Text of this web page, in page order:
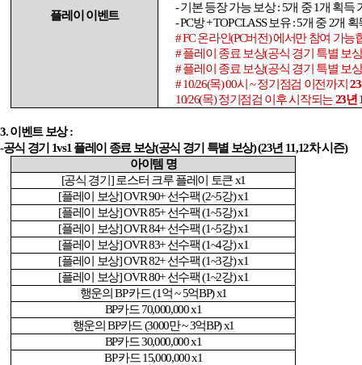
플레이 이벤트
-기본 등장 가능 보상: 5개 중1개 획득
- PC방+ TOP CLASS보유: 5개 중 2개 획
# FC온라인(PC버전)에서만 참여 가능
#플레이 종료 보상(공식 경기 특별 보상
#플레이 종료 보상(공식 경기 특별 보상
# 10/26(목) 00시 ~정기점검 이전까지 23
10/26(목)정기점검 이후 시작되는23년
3.이벤트 보상:
-공식 경기 1vs1 플레이 종료 보상(공식 경기 특별 보상) (23년 11,12차 시즌)
아이템 명
[공식 경기 ] 로스터 크루 플레이 토큰x1
[플레이 보상] OVR 90+선수팩(2~5강) x1
[플레이 보상] OVR 85+선수팩(1~5강) x1
[플레이 보상] OVR 84+선수팩(1~5강) x1
[플레이 보상] OVR 83+선수팩(1~4강) x1
[플레이 보상] OVR 82+선수팩(1~3강) x1
[플레이 보상] OVR 80+선수팩(1~2강) x1
행운의BP카드(1억~ 5억BP) x1
BP카드 70,000,000 x1
행운의BP카드 (3000만~ 3억BP) x1
BP카드30,000,000 x1
BP카드 15,000,000 x1